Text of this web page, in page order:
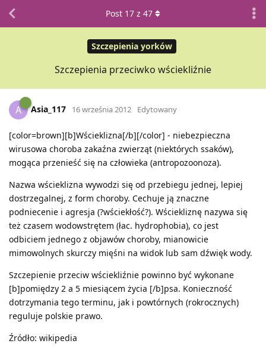
Szczepienia yorków
Szczepienia przeciwko wściekliźnie
Post 17 z 47
A Asia_117 16 września 2012 Edytowany
[color=brown][b]Wścieklizna[/b][/color] - niebezpieczna
wirusowa choroba zakaźna zwierząt (niektórych ssaków),
mogąca przenieść się na człowieka (antropozoonoza).
Nazwa wścieklizna wywodzi się od przebiegu jednej, lepiej
dostrzegalnej, z form choroby. Cechuje ją znaczne
podniecenie i agresja (?wściekłość?). Wściekliznę nazywa się
też czasem wodowstrętem (łac. hydrophobia), co jest
odbiciem jednego z objawów choroby, mianowicie
mimowolnych skurczy mięśni na widok lub sam dźwięk wody.
Szczepienie przeciw wściekliźnie powinno być wykonane
[b]pomiędzy 2 a 5 miesiącem życia [/b]psa. Konieczność
dotrzymania tego terminu, jak i powtórnych (rokrocznych)
reguluje polskie prawo.
Źródło: wikipedia